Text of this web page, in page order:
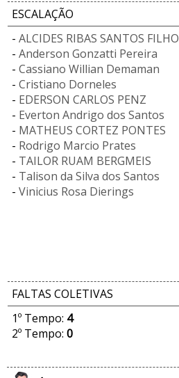
ESCALAÇÃO
- ALCIDES RIBAS SANTOS FILHO
- Anderson Gonzatti Pereira
- Cassiano Willian Demaman
- Cristiano Dorneles
- EDERSON CARLOS PENZ
- Everton Andrigo dos Santos
- MATHEUS CORTEZ PONTES
- Rodrigo Marcio Prates
- TAILOR RUAM BERGMEIS
- Talison da Silva dos Santos
- Vinicius Rosa Dierings
FALTAS COLETIVAS
1º Tempo: 4
2º Tempo: 0